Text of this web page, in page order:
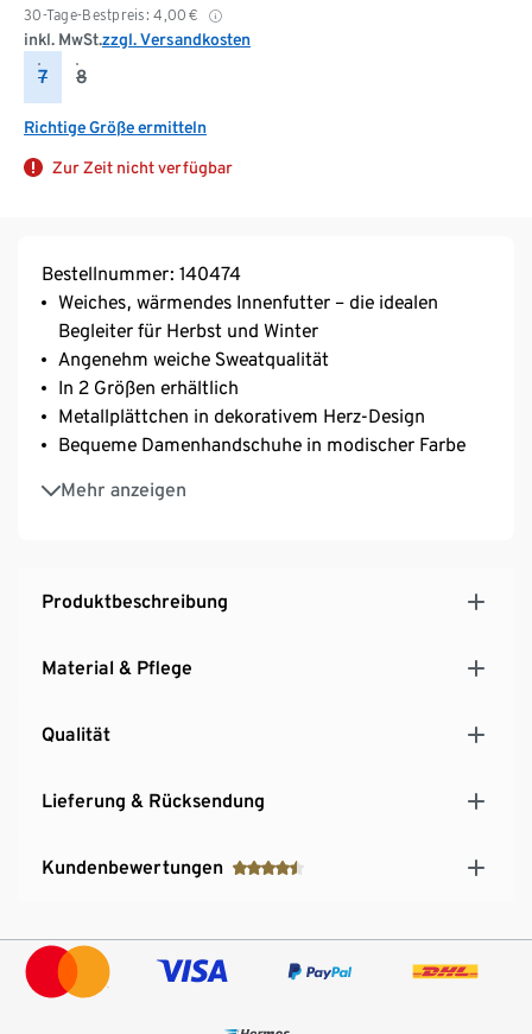
30-Tage-Bestpreis: 4,00 €
inkl. MwSt.zzgl. Versandkosten
7 8
Richtige Größe ermitteln
Zur Zeit nicht verfügbar
Bestellnummer: 140474
Weiches, wärmendes Innenfutter – die idealen
Begleiter für Herbst und Winter
Angenehm weiche Sweatqualität
In 2 Größen erhältlich
Metallplättchen in dekorativem Herz-Design
Bequeme Damenhandschuhe in modischer Farbe
Mehr anzeigen
Mit Elasthan: formbeständig, perfekter Sitz, hoher
Tragekomfort
Produktbeschreibung
Material & Pflege
Qualität
Lieferung & Rücksendung
Kundenbewertungen